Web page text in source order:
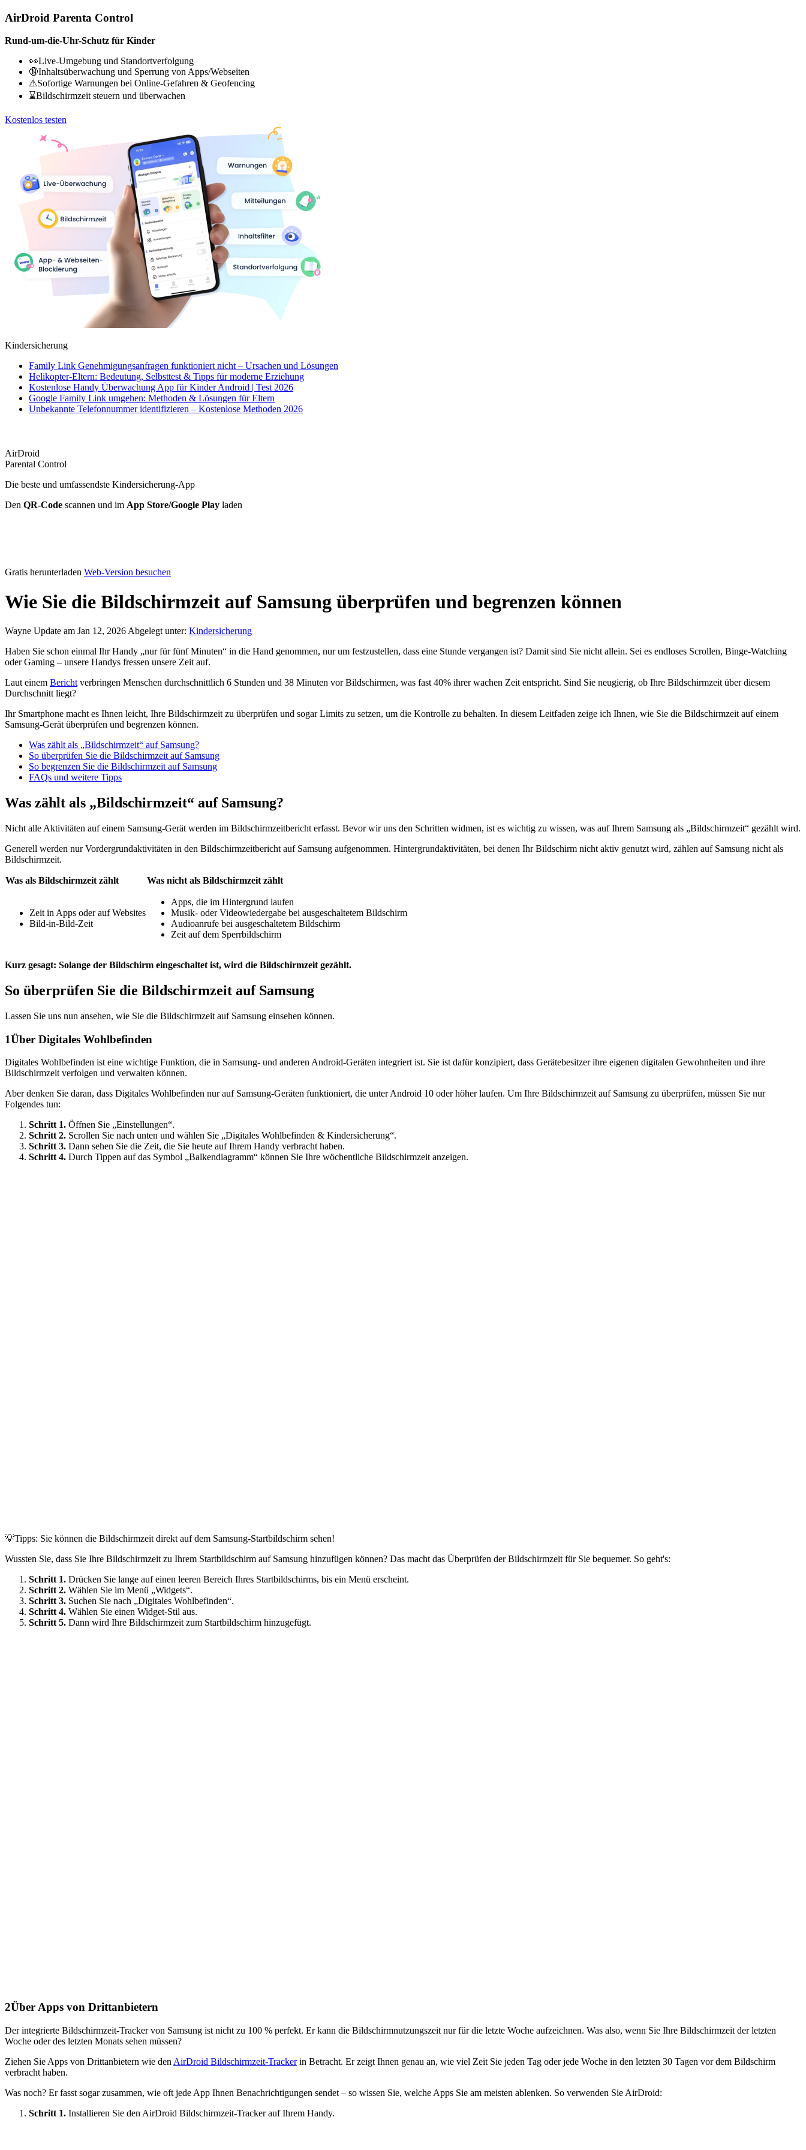
AirDroid Parenta Control
Rund-um-die-Uhr-Schutz für Kinder
👀Live-Umgebung und Standortverfolgung
🔞Inhaltsüberwachung und Sperrung von Apps/Webseiten
⚠Sofortige Warnungen bei Online-Gefahren & Geofencing
⌛Bildschirmzeit steuern und überwachen
Kostenlos testen
Kindersicherung
Family Link Genehmigungsanfragen funktioniert nicht – Ursachen und Lösungen
Helikopter-Eltern: Bedeutung, Selbsttest & Tipps für moderne Erziehung
Kostenlose Handy Überwachung App für Kinder Android | Test 2026
Google Family Link umgehen: Methoden & Lösungen für Eltern
Unbekannte Telefonnummer identifizieren – Kostenlose Methoden 2026
AirDroid
Parental Control
Die beste und umfassendste Kindersicherung-App
Den QR-Code scannen und im App Store/Google Play laden
Gratis herunterladen Web-Version besuchen
Wie Sie die Bildschirmzeit auf Samsung überprüfen und begrenzen können
Wayne Update am Jan 12, 2026 Abgelegt unter: Kindersicherung
Haben Sie schon einmal Ihr Handy „nur für fünf Minuten“ in die Hand genommen, nur um festzustellen, dass eine Stunde vergangen ist? Damit sind Sie nicht allein. Sei es endloses Scrollen, Binge-Watching
oder Gaming – unsere Handys fressen unsere Zeit auf.
Laut einem Bericht verbringen Menschen durchschnittlich 6 Stunden und 38 Minuten vor Bildschirmen, was fast 40% ihrer wachen Zeit entspricht. Sind Sie neugierig, ob Ihre Bildschirmzeit über diesem
Durchschnitt liegt?
Ihr Smartphone macht es Ihnen leicht, Ihre Bildschirmzeit zu überprüfen und sogar Limits zu setzen, um die Kontrolle zu behalten. In diesem Leitfaden zeige ich Ihnen, wie Sie die Bildschirmzeit auf einem
Samsung-Gerät überprüfen und begrenzen können.
Was zählt als „Bildschirmzeit“ auf Samsung?
So überprüfen Sie die Bildschirmzeit auf Samsung
So begrenzen Sie die Bildschirmzeit auf Samsung
FAQs und weitere Tipps
Was zählt als „Bildschirmzeit“ auf Samsung?
Nicht alle Aktivitäten auf einem Samsung-Gerät werden im Bildschirmzeitbericht erfasst. Bevor wir uns den Schritten widmen, ist es wichtig zu wissen, was auf Ihrem Samsung als „Bildschirmzeit“ gezählt wird.
Generell werden nur Vordergrundaktivitäten in den Bildschirmzeitbericht auf Samsung aufgenommen. Hintergrundaktivitäten, bei denen Ihr Bildschirm nicht aktiv genutzt wird, zählen auf Samsung nicht als
Bildschirmzeit.
Was als Bildschirmzeit zählt Was nicht als Bildschirmzeit zählt
Zeit in Apps oder auf Websites
Bild-in-Bild-Zeit
Apps, die im Hintergrund laufen
Musik- oder Videowiedergabe bei ausgeschaltetem Bildschirm
Audioanrufe bei ausgeschaltetem Bildschirm
Zeit auf dem Sperrbildschirm
Kurz gesagt: Solange der Bildschirm eingeschaltet ist, wird die Bildschirmzeit gezählt.
So überprüfen Sie die Bildschirmzeit auf Samsung
Lassen Sie uns nun ansehen, wie Sie die Bildschirmzeit auf Samsung einsehen können.
1Über Digitales Wohlbefinden
Digitales Wohlbefinden ist eine wichtige Funktion, die in Samsung- und anderen Android-Geräten integriert ist. Sie ist dafür konzipiert, dass Gerätebesitzer ihre eigenen digitalen Gewohnheiten und ihre
Bildschirmzeit verfolgen und verwalten können.
Aber denken Sie daran, dass Digitales Wohlbefinden nur auf Samsung-Geräten funktioniert, die unter Android 10 oder höher laufen. Um Ihre Bildschirmzeit auf Samsung zu überprüfen, müssen Sie nur
Folgendes tun:
Schritt 1. Öffnen Sie „Einstellungen“.
Schritt 2. Scrollen Sie nach unten und wählen Sie „Digitales Wohlbefinden & Kindersicherung“.
Schritt 3. Dann sehen Sie die Zeit, die Sie heute auf Ihrem Handy verbracht haben.
Schritt 4. Durch Tippen auf das Symbol „Balkendiagramm“ können Sie Ihre wöchentliche Bildschirmzeit anzeigen.
💡Tipps: Sie können die Bildschirmzeit direkt auf dem Samsung-Startbildschirm sehen!
Wussten Sie, dass Sie Ihre Bildschirmzeit zu Ihrem Startbildschirm auf Samsung hinzufügen können? Das macht das Überprüfen der Bildschirmzeit für Sie bequemer. So geht's:
Schritt 1. Drücken Sie lange auf einen leeren Bereich Ihres Startbildschirms, bis ein Menü erscheint.
Schritt 2. Wählen Sie im Menü „Widgets“.
Schritt 3. Suchen Sie nach „Digitales Wohlbefinden“.
Schritt 4. Wählen Sie einen Widget-Stil aus.
Schritt 5. Dann wird Ihre Bildschirmzeit zum Startbildschirm hinzugefügt.
2Über Apps von Drittanbietern
Der integrierte Bildschirmzeit-Tracker von Samsung ist nicht zu 100 % perfekt. Er kann die Bildschirmnutzungszeit nur für die letzte Woche aufzeichnen. Was also, wenn Sie Ihre Bildschirmzeit der letzten
Woche oder des letzten Monats sehen müssen?
Ziehen Sie Apps von Drittanbietern wie den AirDroid Bildschirmzeit-Trackerin Betracht. Er zeigt Ihnen genau an, wie viel Zeit Sie jeden Tag oder jede Woche in den letzten 30 Tagen vor dem Bildschirm
verbracht haben.
Was noch? Er fasst sogar zusammen, wie oft jede App Ihnen Benachrichtigungen sendet – so wissen Sie, welche Apps Sie am meisten ablenken. So verwenden Sie AirDroid:
Schritt 1. Installieren Sie den AirDroid Bildschirmzeit-Tracker auf Ihrem Handy.